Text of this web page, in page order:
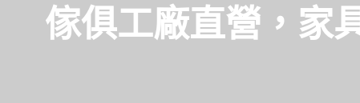
傢俱工廠直營，家